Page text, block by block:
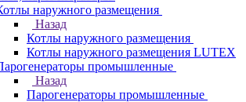
наружного размещения
Назад
Котлы наружного размещения
Котлы наружного размещения LUTEX
промышленные
Назад
Парогенераторы промышленные